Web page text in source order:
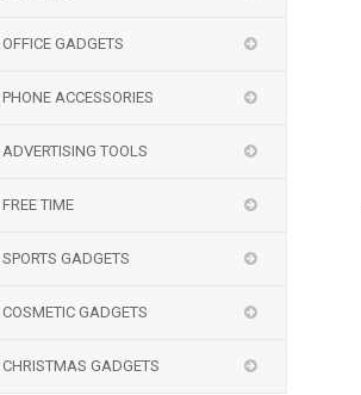
OFFICE GADGETS
PHONE ACCESSORIES
ADVERTISING TOOLS
FREE TIME
SPORTS GADGETS
COSMETIC GADGETS
CHRISTMAS GADGETS